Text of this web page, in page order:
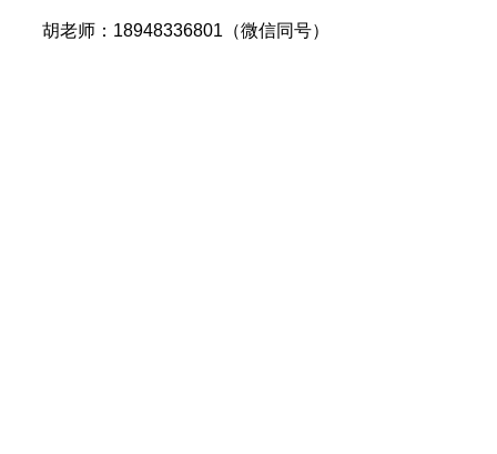
胡老师：18948336801（微信同号）